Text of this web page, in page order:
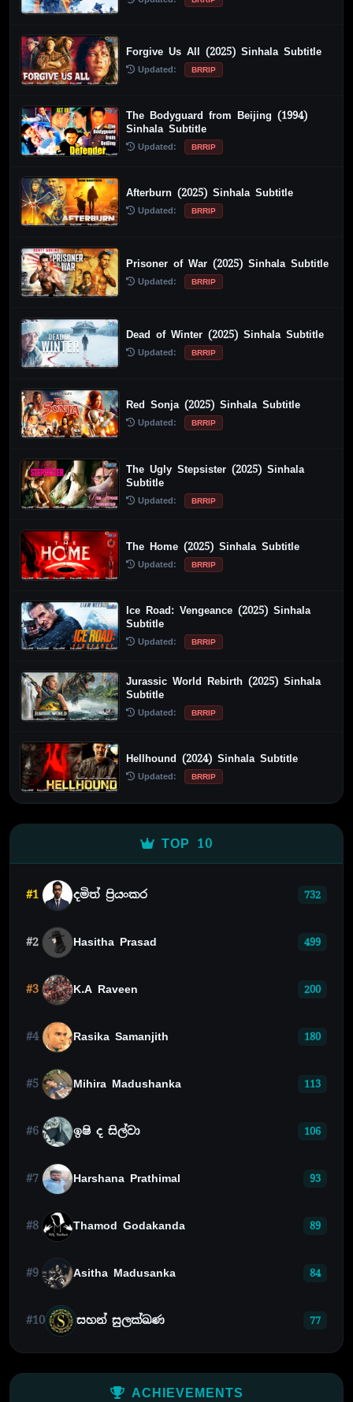
Forgive Us All (2025) Sinhala Subtitle
Updated: BRRIP
The Bodyguard from Beijing (1994)
Sinhala Subtitle
Updated: BRRIP
Afterburn (2025) Sinhala Subtitle
Updated: BRRIP
Prisoner of War (2025) Sinhala Subtitle
Updated: BRRIP
Dead of Winter (2025) Sinhala Subtitle
Updated: BRRIP
Red Sonja (2025) Sinhala Subtitle
Updated: BRRIP
The Ugly Stepsister (2025) Sinhala
Subtitle
Updated: BRRIP
The Home (2025) Sinhala Subtitle
Updated: BRRIP
Ice Road: Vengeance (2025) Sinhala
Subtitle
Updated: BRRIP
Jurassic World Rebirth (2025) Sinhala
Subtitle
Updated: BRRIP
Hellhound (2024) Sinhala Subtitle
Updated: BRRIP
TOP 10
#1 දමිත් ප්‍රියංකර 732
#2 Hasitha Prasad 499
#3 K.A Raveen 200
#4 Rasika Samanjith 180
#5 Mihira Madushanka 113
#6 ඉෂි ද සිල්වා 106
#7 Harshana Prathimal 93
#8 Thamod Godakanda 89
#9 Asitha Madusanka 84
#10 සහන් සුලක්ඛණ 77
ACHIEVEMENTS